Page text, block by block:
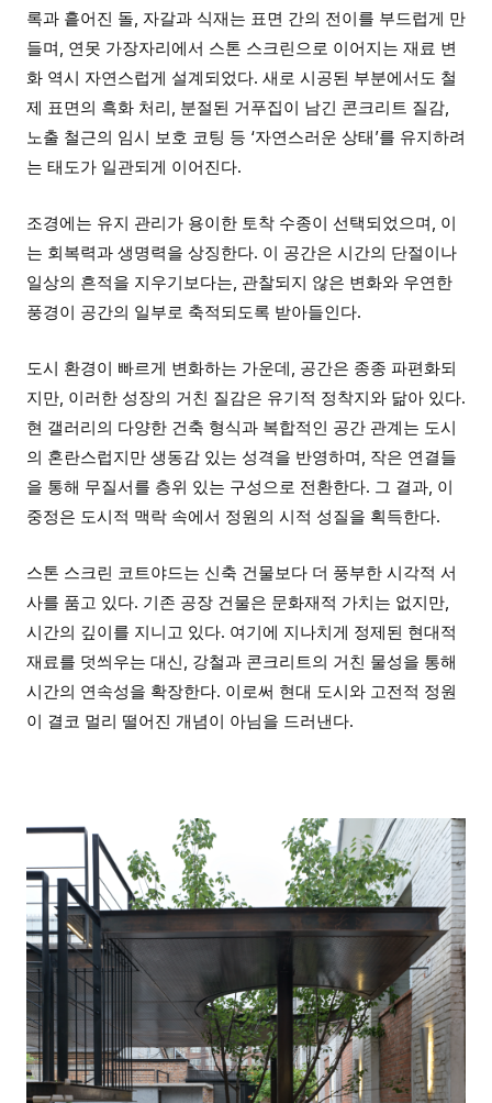
록과 흩어진 돌, 자갈과 식재는 표면 간의 전이를 부드럽게 만
들며, 연못 가장자리에서 스톤 스크린으로 이어지는 재료 변
화 역시 자연스럽게 설계되었다. 새로 시공된 부분에서도 철
제 표면의 흑화 처리, 분절된 거푸집이 남긴 콘크리트 질감,
노출 철근의 임시 보호 코팅 등 ‘자연스러운 상태’를 유지하려
는 태도가 일관되게 이어진다.
조경에는 유지 관리가 용이한 토착 수종이 선택되었으며, 이
는 회복력과 생명력을 상징한다. 이 공간은 시간의 단절이나
일상의 흔적을 지우기보다는, 관찰되지 않은 변화와 우연한
풍경이 공간의 일부로 축적되도록 받아들인다.
도시 환경이 빠르게 변화하는 가운데, 공간은 종종 파편화되
지만, 이러한 성장의 거친 질감은 유기적 정착지와 닮아 있다.
현 갤러리의 다양한 건축 형식과 복합적인 공간 관계는 도시
의 혼란스럽지만 생동감 있는 성격을 반영하며, 작은 연결들
을 통해 무질서를 층위 있는 구성으로 전환한다. 그 결과, 이
중정은 도시적 맥락 속에서 정원의 시적 성질을 획득한다.
스톤 스크린 코트야드는 신축 건물보다 더 풍부한 시각적 서
사를 품고 있다. 기존 공장 건물은 문화재적 가치는 없지만,
시간의 깊이를 지니고 있다. 여기에 지나치게 정제된 현대적
재료를 덧씌우는 대신, 강철과 콘크리트의 거친 물성을 통해
시간의 연속성을 확장한다. 이로써 현대 도시와 고전적 정원
이 결코 멀리 떨어진 개념이 아님을 드러낸다.